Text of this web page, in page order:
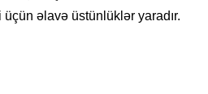
əlavə üstünlüklər yaradır.